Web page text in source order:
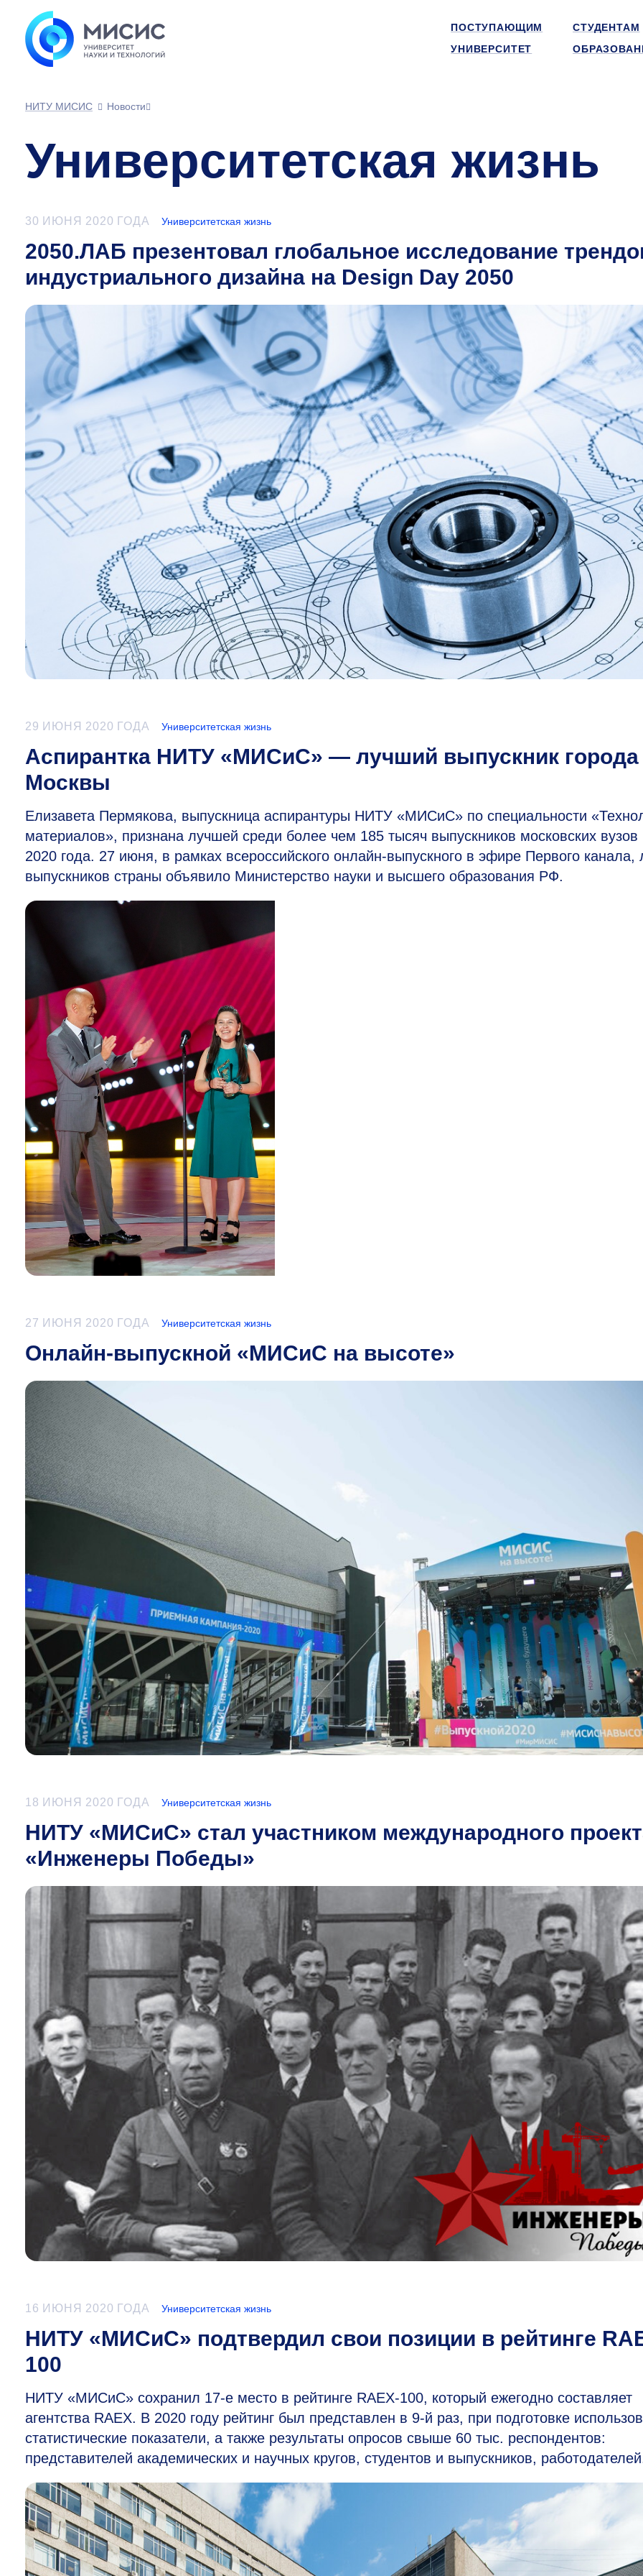
ПОСТУПАЮЩИМ
СТУДЕНТАМ
УНИВЕРСИТЕТ
НИТУ МИСИС Новости
Университетская жизнь
30 ИЮНЯ 2020 ГОДА Университетская жизнь
2050.ЛАБ презентовал глобальное исследование
индустриального дизайна на Design Day 2050
29 ИЮНЯ 2020 ГОДА Университетская жизнь
Аспирантка НИТУ «МИСиС» — лучший выпускник города
Москвы
Елизавета Пермякова, выпускница аспирантуры НИТУ «МИСиС» по специальности
материалов», признана лучшей среди более чем 185 тысяч выпускников московских вузов
2020 года. 27 июня, в рамках всероссийского онлайн-выпускного в эфире Первого канала,
выпускников страны объявило Министерство науки и высшего образования РФ.
27 ИЮНЯ 2020 ГОДА Университетская жизнь
Онлайн-выпускной «МИСиС на высоте»
18 ИЮНЯ 2020 ГОДА Университетская жизнь
НИТУ «МИСиС» стал участником международного
«Инженеры Победы»
16 ИЮНЯ 2020 ГОДА Университетская жизнь
НИТУ «МИСиС» подтвердил свои позиции в рейтинге
100
НИТУ «МИСиС» сохранил 17-е место в рейтинге RAEX-100, который ежегодно составляет
агентства RAEX. В 2020 году рейтинг был представлен в 9-й раз, при подготовке
статистические показатели, а также результаты опросов свыше 60 тыс. респондентов:
представителей академических и научных кругов, студентов и выпускников,